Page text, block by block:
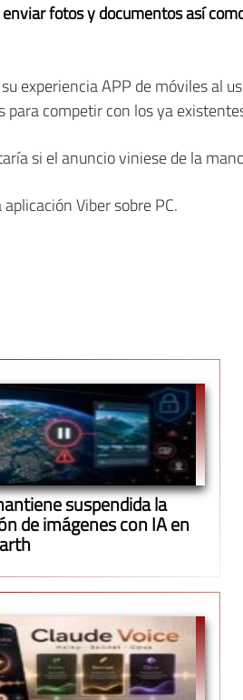
enviar fotos y documentos así
experiencia APP de móviles al
para competir con los ya
si el anuncio viniese de la
Viber sobre PC.
suspendida la
de imágenes con IA en